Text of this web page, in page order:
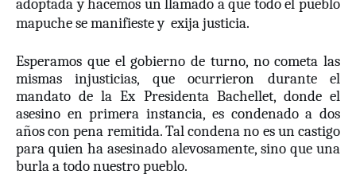
adoptada y hacemos un llamado a que todo el pueblo
mapuche se manifieste y exija justicia.
Esperamos que el gobierno de turno, no cometa las
mismas injusticias, que ocurrieron durante el
mandato de la Ex Presidenta Bachellet, donde el
asesino en primera instancia, es condenado a dos
años con pena remitida. Tal condena no es un castigo
para quien ha asesinado alevosamente, sino que una
burla a todo nuestro pueblo.